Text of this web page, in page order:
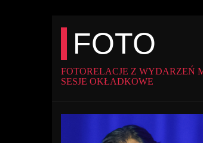
FOTO
FOTORELACJE Z WYDARZEŃ
SESJE OKŁADKOWE